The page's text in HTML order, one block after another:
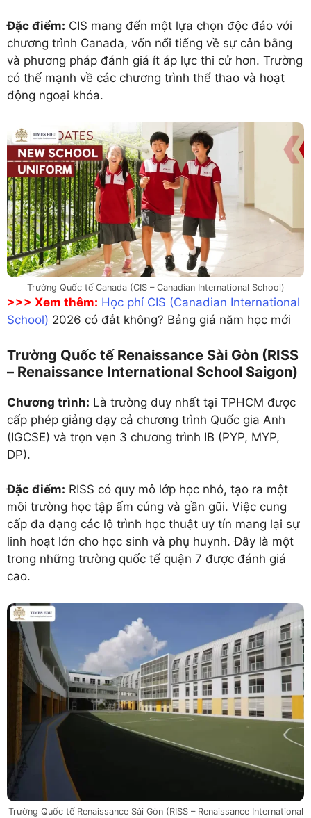
Đặc điểm: CIS mang đến một lựa chọn độc đáo với
chương trình Canada, vốn nổi tiếng về sự cân bằng
và phương pháp đánh giá ít áp lực thi cử hơn. Trường
có thế mạnh về các chương trình thể thao và hoạt
động ngoại khóa.
Trường Quốc tế Canada (CIS – Canadian International School)
>>> Xem thêm: Học phí CIS (Canadian International
School) 2026 có đắt không? Bảng giá năm học mới
Trường Quốc tế Renaissance Sài Gòn (RISS
– Renaissance International School Saigon)
Chương trình: Là trường duy nhất tại TPHCM được
cấp phép giảng dạy cả chương trình Quốc gia Anh
(IGCSE) và trọn vẹn 3 chương trình IB (PYP, MYP,
DP).
Đặc điểm: RISS có quy mô lớp học nhỏ, tạo ra một
môi trường học tập ấm cúng và gần gũi. Việc cung
cấp đa dạng các lộ trình học thuật uy tín mang lại sự
linh hoạt lớn cho học sinh và phụ huynh. Đây là một
trong những trường quốc tế quận 7 được đánh giá
cao.
Trường Quốc tế Renaissance Sài Gòn (RISS – Renaissance International